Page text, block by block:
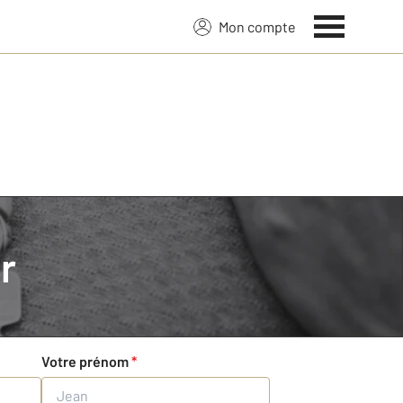
Mon compte
Votre prénom*